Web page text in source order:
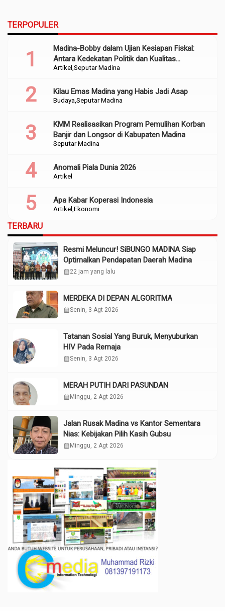
TERPOPULER
Artikel Seputar Madina
Madina-Bobby dalam Ujian Kesiapan Fiskal:
Antara Kedekatan Politik dan Kualitas
Perencanaan
Budaya Seputar Madina
Kilau Emas Madina yang Habis Jadi Asap
Seputar Madina
KMM Realisasikan Program Pemulihan Korban
Banjir dan Longsor di Kabupaten Madina
Artikel
Anomali Piala Dunia 2026
Artikel Ekonomi
Apa Kabar Koperasi Indonesia
TERBARU
Resmi Meluncur! SiBUNGO MADINA Siap
Optimalkan Pendapatan Daerah Madina
calendar_month22 jam yang lalu
MERDEKA DI DEPAN ALGORITMA
calendar_monthSenin, 3 Agt 2026
Tatanan Sosial Yang Buruk, Menyuburkan
HIV Pada Remaja
calendar_monthSenin, 3 Agt 2026
MERAH PUTIH DARI PASUNDAN
calendar_month Minggu, 2 Agt 2026
Jalan Rusak Madina vs Kantor Sementara
Nias: Kebijakan Pilih Kasih Gubsu
calendar_month Minggu, 2 Agt 2026